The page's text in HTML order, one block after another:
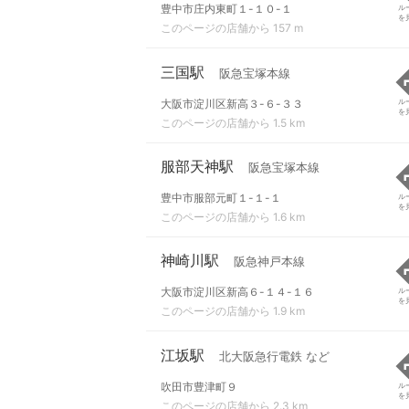
豊中市庄内東町１-１０-１
このページの店舗から 157 m
ル
を
三国駅 阪急宝塚本線
大阪市淀川区新高３-６-３３
このページの店舗から 1.5 km
ル
を
服部天神駅 阪急宝塚本線
豊中市服部元町１-１-１
このページの店舗から 1.6 km
ル
を
神崎川駅 阪急神戸本線
大阪市淀川区新高６-１４-１６
このページの店舗から 1.9 km
ル
を
江坂駅 北大阪急行電鉄 など
吹田市豊津町９
このページの店舗から 2.3 km
ル
を